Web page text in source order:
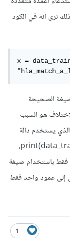
نرى أنه في الكود
x =
الصحيحة
هو السبب
يستخدم دالة
print(data_train['hla_match_b_high'].value_counts())،
باستخدام صيغة
إلى عمود واحد فقط
1